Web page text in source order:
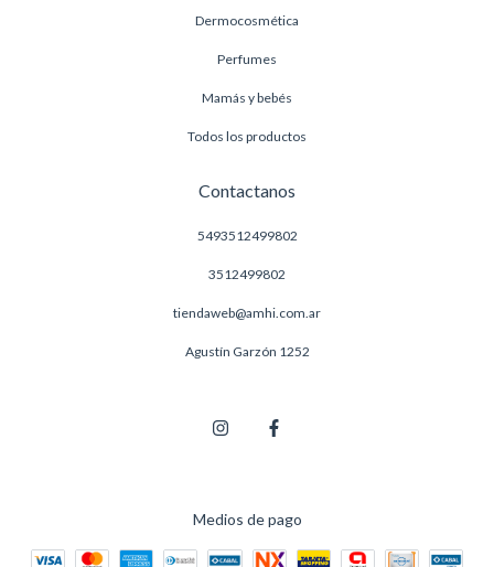
Dermocosmética
Perfumes
Mamás y bebés
Todos los productos
Contactanos
5493512499802
3512499802
tiendaweb@amhi.com.ar
Agustín Garzón 1252
Medios de pago